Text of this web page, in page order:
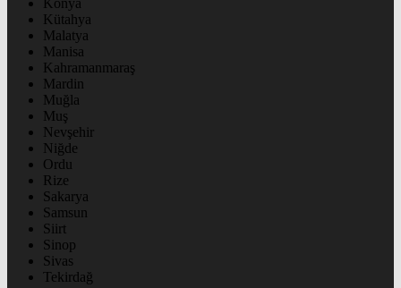
Konya
Kütahya
Malatya
Manisa
Kahramanmaraş
Mardin
Muğla
Muş
Nevşehir
Niğde
Ordu
Rize
Sakarya
Samsun
Siirt
Sinop
Sivas
Tekirdağ